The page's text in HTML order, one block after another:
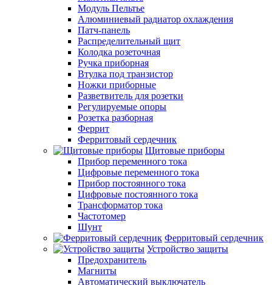
Модуль Пельтье
Алюминиевый радиатор охлаждения
Патч-панель
Распределительный щит
Колодка розеточная
Ручка приборная
Втулка под транзистор
Ножки приборные
Разветвитель для розетки
Регулируемые опоры
Розетка разборная
Феррит
Ферритовый сердечник
Щитовые приборы
Прибор переменного тока
Цифровые переменного тока
Прибор постоянного тока
Цифровые постоянного тока
Трансформатор тока
Частотомер
Шунт
Ферритовый сердечник
Устройство защиты
Предохранитель
Магниты
Автоматический выключатель